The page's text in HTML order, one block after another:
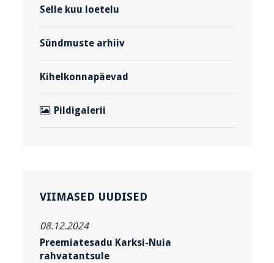
Selle kuu loetelu
Sündmuste arhiiv
Kihelkonnapäevad
Pildigalerii
VIIMASED UUDISED
08.12.2024
Preemiatesadu Karksi-Nuia
rahvatantsule